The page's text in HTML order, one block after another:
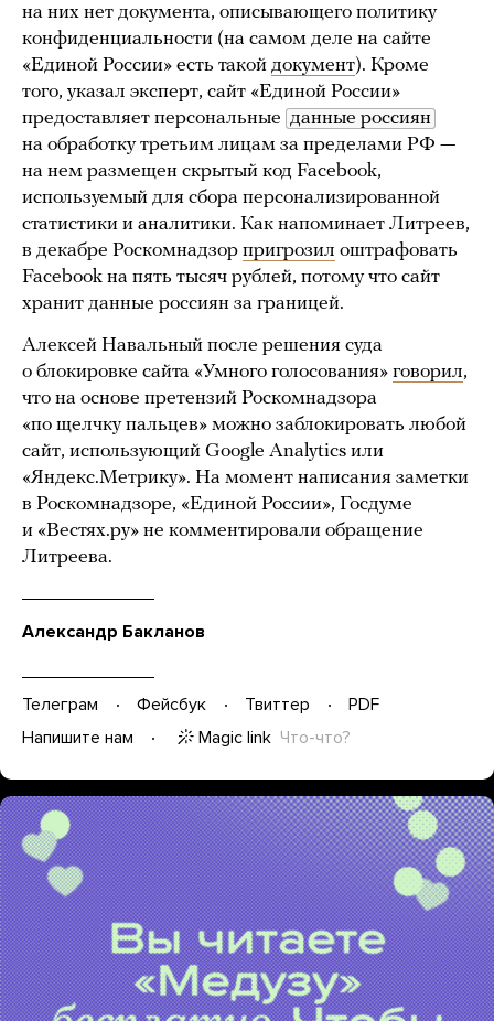
на них нет документа, описывающего политику
конфиденциальности (на самом деле на сайте
«Единой России» есть такой документ). Кроме
того, указал эксперт, сайт «Единой России»
предоставляет персональные данные россиян
на обработку третьим лицам за пределами РФ —
на нем размещен скрытый код Facebook,
используемый для сбора персонализированной
статистики и аналитики. Как напоминает Литреев,
в декабре Роскомнадзор пригрозил оштрафовать
Facebook на пять тысяч рублей, потому что сайт
хранит данные россиян за границей.
Алексей Навальный после решения суда
о блокировке сайта «Умного голосования» говорил,
что на основе претензий Роскомнадзора
«по щелчку пальцев» можно заблокировать любой
сайт, использующий Google Analytics или
«Яндекс.Метрику». На момент написания заметки
в Роскомнадзоре, «Единой России», Госдуме
и «Вестях.ру» не комментировали обращение
Литреева.
Александр Бакланов
Телеграм Фейсбук Твиттер
PDF
Напишите нам
Magic link Что-что?